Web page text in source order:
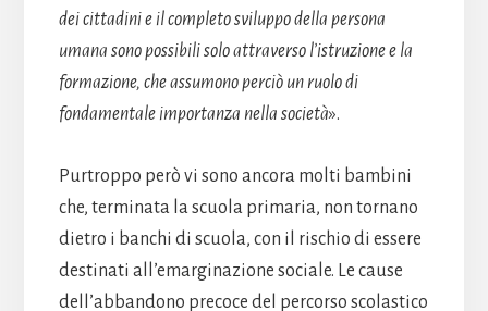
dei cittadini e il completo sviluppo della persona
umana sono possibili solo attraverso l’istruzione e la
formazione, che assumono perciò un ruolo di
fondamentale importanza nella società».
Purtroppo però vi sono ancora molti bambini
che, terminata la scuola primaria, non tornano
dietro i banchi di scuola, con il rischio di essere
destinati all’emarginazione sociale. Le cause
dell’abbandono precoce del percorso scolastico